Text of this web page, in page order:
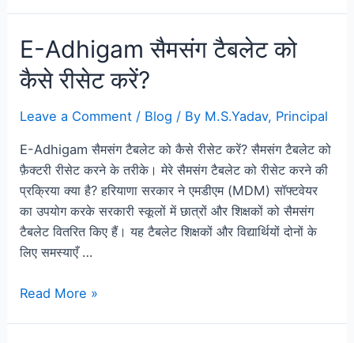
E-Adhigam सैमसंग टैबलेट को
कैसे रीसेट करें?
Leave a Comment / Blog / By M.S.Yadav, Principal
E-Adhigam सैमसंग टैबलेट को कैसे रीसेट करें? सैमसंग टैबलेट को
फ़ैक्टरी रीसेट करने के तरीके। मेरे सैमसंग टैबलेट को रीसेट करने की
प्रक्रिया क्या है? हरियाणा सरकार ने एमडीएम (MDM) सॉफ्टवेयर
का उपयोग करके सरकारी स्कूलों में छात्रों और शिक्षकों को सैमसंग
टैबलेट वितरित किए हैं। यह टैबलेट शिक्षकों और विद्यार्थियों दोनों के
लिए समस्याएँ …
Read More »